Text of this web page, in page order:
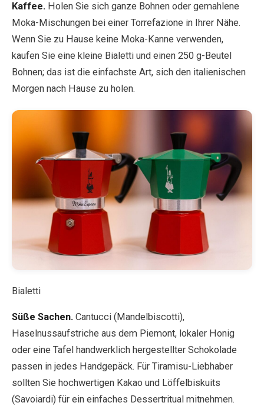
Kaffee. Holen Sie sich ganze Bohnen oder gemahlene
Moka-Mischungen bei einer Torrefazione in Ihrer Nähe.
Wenn Sie zu Hause keine Moka-Kanne verwenden,
kaufen Sie eine kleine Bialetti und einen 250 g-Beutel
Bohnen; das ist die einfachste Art, sich den italienischen
Morgen nach Hause zu holen.
Bialetti
Süße Sachen. Cantucci (Mandelbiscotti),
Haselnussaufstriche aus dem Piemont, lokaler Honig
oder eine Tafel handwerklich hergestellter Schokolade
passen in jedes Handgepäck. Für Tiramisu-Liebhaber
sollten Sie hochwertigen Kakao und Löffelbiskuits
(Savoiardi) für ein einfaches Dessertritual mitnehmen.